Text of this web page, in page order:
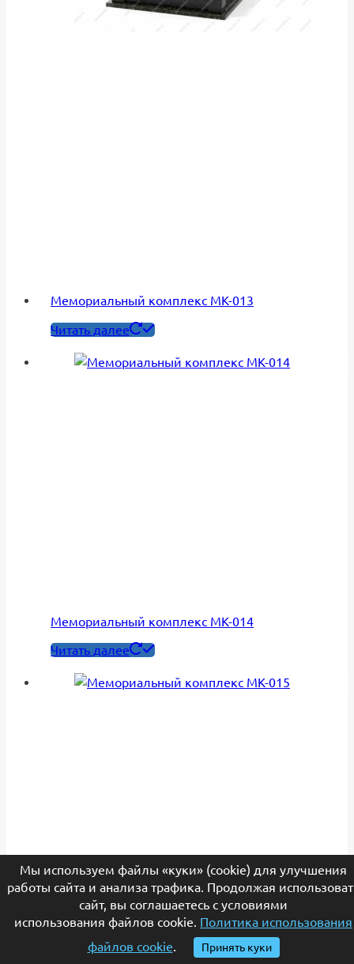
Мемориальный комплекс МК-013
Читать далее
Мемориальный комплекс МК-014
Читать далее
Мемориальный комплекс МК-015
Мы используем файлы «куки» (cookie) для улучшения
работы сайта и анализа трафика. Продолжая
сайт, вы соглашаетесь с условиями
использования файлов cookie. Политика использования
файлов cookie. Принять куки